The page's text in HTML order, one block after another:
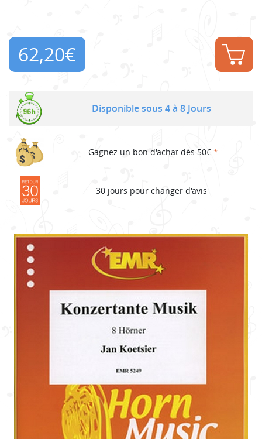
62,20€
Disponible sous 4 à 8 Jours
Gagnez un bon d'achat dès 50€ *
30 jours pour changer d'avis